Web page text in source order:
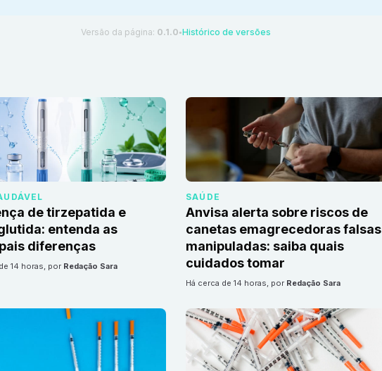
Versão da página: 0.1.0 ●Histórico de versões
de tirzepatida e
entenda as
diferenças
14 horas, por Redação Sara
SAÚDE
Anvisa alerta sobre riscos de
canetas emagrecedoras falsas
manipuladas: saiba quais
cuidados tomar
há cerca de 14 horas, por Redação Sara